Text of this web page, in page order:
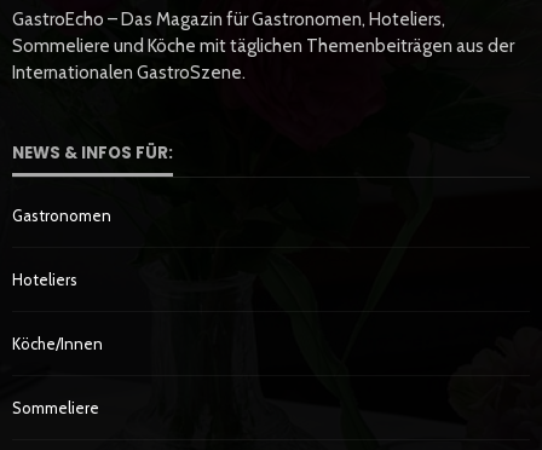
GastroEcho – Das Magazin für Gastronomen, Hoteliers,
Sommeliere und Köche mit täglichen Themenbeiträgen aus der
Internationalen GastroSzene.
NEWS & INFOS FÜR:
Gastronomen
Hoteliers
Köche/innen
Sommeliere